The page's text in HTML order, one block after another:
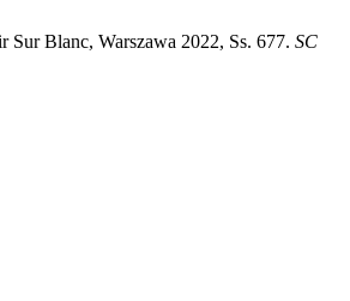
Blanc, Warszawa 2022, Ss. 677. SC